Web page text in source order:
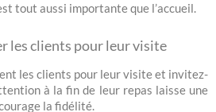
tout aussi importante que l’accueil.
les clients pour leur visite
les clients pour leur visite et invitez-
à la fin de leur repas laisse une
la fidélité.